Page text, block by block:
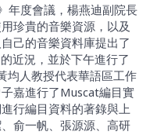
年度會議，楊燕迪副院長
珍貴的音樂資源，以及
己的音樂資料庫提出了
近況，並於下午進行了
均人教授代表華語區工作
嘉進行了Muscat編目實
行編目資料的著錄與上
俞一帆、張源源、高研